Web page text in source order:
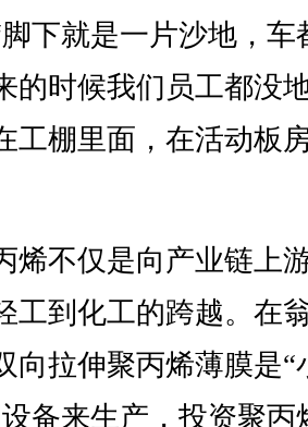
下就是一片沙地，车
的时候我们员工都没
工棚里面，在活动板
不仅是向产业链上
工到化工的跨越。在
向拉伸聚丙烯薄膜是“
备来生产，投资聚丙